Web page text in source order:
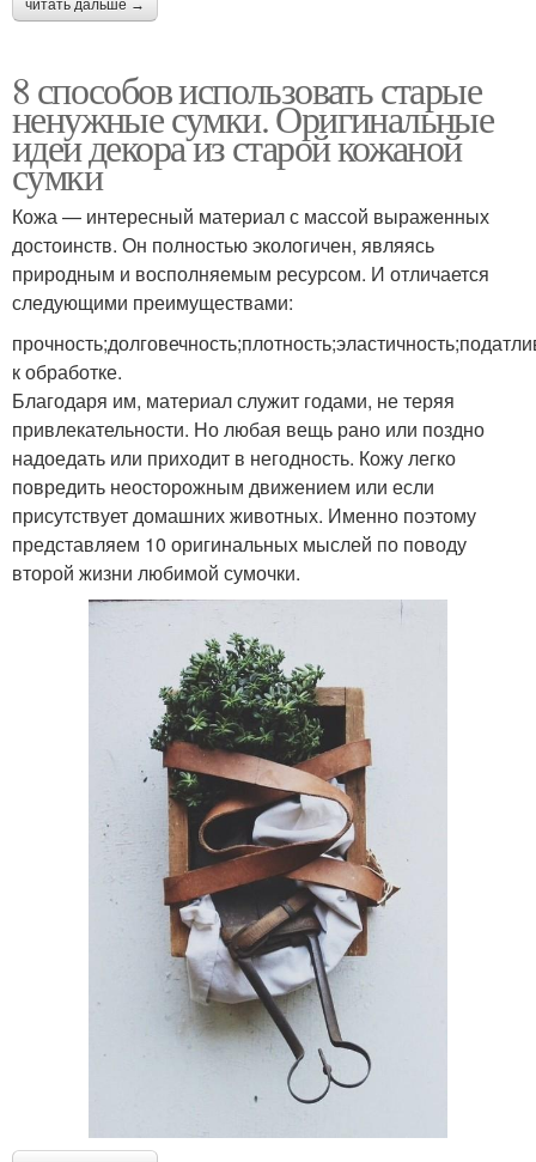
читать дальше →
8 способов использовать старые
ненужные сумки. Оригинальные
идеи декора из старой кожаной
сумки
Кожа — интересный материал с массой выраженных
достоинств. Он полностью экологичен, являясь
природным и восполняемым ресурсом. И отличается
следующими преимуществами:
к обработке.
Благодаря им, материал служит годами, не теряя
привлекательности. Но любая вещь рано или поздно
надоедать или приходит в негодность. Кожу легко
повредить неосторожным движением или если
присутствует домашних животных. Именно поэтому
представляем 10 оригинальных мыслей по поводу
второй жизни любимой сумочки.